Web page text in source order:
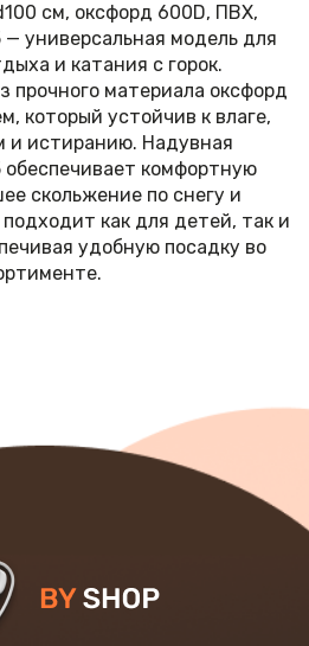
см, оксфорд 600D, ПВХ,
— универсальная модель для
и катания с горок.
прочного материала оксфорд
который устойчив к влаге,
и истиранию. Надувная
обеспечивает комфортную
скольжение по снегу и
как для детей, так и
удобную посадку во